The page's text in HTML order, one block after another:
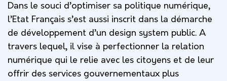
Dans le souci d’optimiser sa politique numérique,
l’Etat Français s’est aussi inscrit dans la démarche
de développement d’un design system public. A
travers lequel, il vise à perfectionner la relation
numérique qui le relie avec les citoyens et de leur
offrir des services gouvernementaux plus